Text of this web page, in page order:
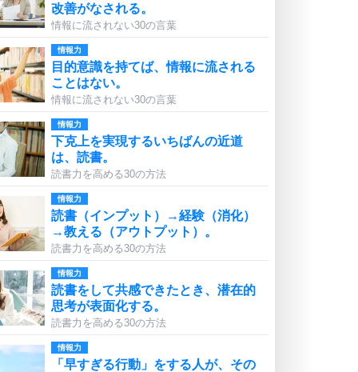
改善がなされる。
情報に流されない30の言葉
情報力
目的意識を持てば、情報に流される
ことはない。
情報に流されない30の言葉
情報力
下克上を実現するいちばんの近道
は、読書。
読書力を高める30の方法
情報力
読書（インプット）→経験（消化）
→教える（アウトプット）。
読書力を高める30の方法
情報力
読書をして共感できたとき、潜在的
思考が表面化する。
読書力を高める30の方法
情報力
「早すぎる行動」をする人が、その